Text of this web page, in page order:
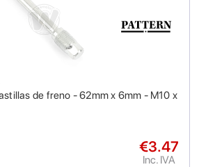
de freno - 62mm x 6mm - M10 x
€3.47
Inc. IVA